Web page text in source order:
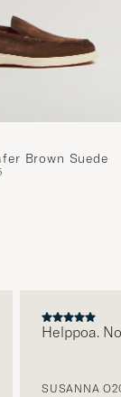
Brown Suede
Helppoa.
SUSANNA O